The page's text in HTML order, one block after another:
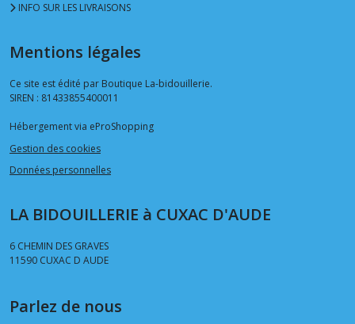
INFO SUR LES LIVRAISONS
Mentions légales
Ce site est édité par Boutique La-bidouillerie.
SIREN : 81433855400011
Hébergement via eProShopping
Gestion des cookies
Données personnelles
LA BIDOUILLERIE à CUXAC D'AUDE
6 CHEMIN DES GRAVES
11590 CUXAC D AUDE
Parlez de nous